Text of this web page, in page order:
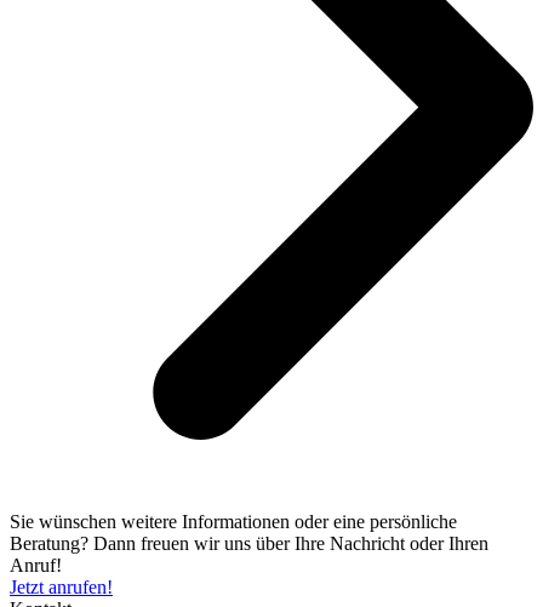
Sie wünschen weitere Informationen oder eine persönliche
Beratung? Dann freuen wir uns über Ihre Nachricht oder Ihren
Anruf!
Jetzt anrufen!